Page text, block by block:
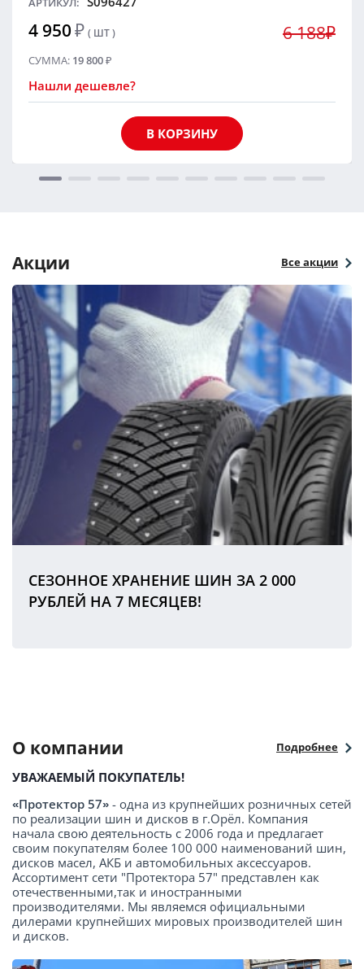
4 950₽ ( ШТ ) 6 188₽
СУММА: 19 800₽
Нашли дешевле?
В КОРЗИНУ
Акции Все акции
СЕЗОННОЕ ХРАНЕНИЕ ШИН ЗА 2 000
РУБЛЕЙ НА 7 МЕСЯЦЕВ!
О компании Подробнее
УВАЖАЕМЫЙ ПОКУПАТЕЛЬ!
«Протектор 57» - одна из крупнейших розничных сетей
по реализации шин и дисков в г.Орёл. Компания
начала свою деятельность с 2006 года и предлагает
своим покупателям более 100 000 наименований шин,
дисков масел, АКБ и автомобильных аксессуаров.
Ассортимент сети "Протектора 57" представлен как
отечественными,так и иностранными
производителями. Мы являемся официальными
дилерами крупнейших мировых производителей шин
и дисков.